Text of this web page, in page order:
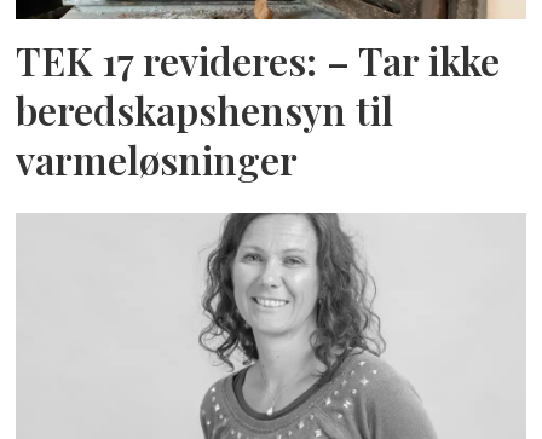
TEK 17 revideres: – Tar ikke
beredskapshensyn til
varmeløsninger